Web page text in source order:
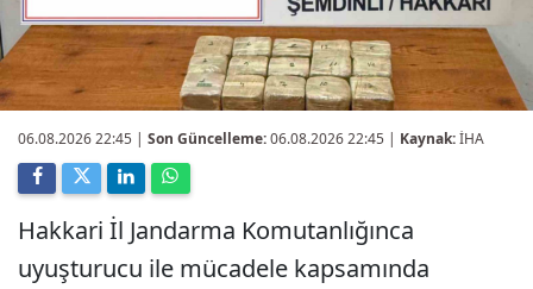
06.08.2026 22:45 | Son Güncelleme:06.08.2026 22:45 | Kaynak:İHA
Hakkari İl Jandarma Komutanlığınca
uyuşturucu ile mücadele kapsamında